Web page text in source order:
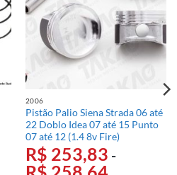
2006
Pistão Palio Siena Strada 06 até
22 Doblo Idea 07 até 15 Punto
07 até 12 (1.4 8v Fire)
R$ 253,83 -